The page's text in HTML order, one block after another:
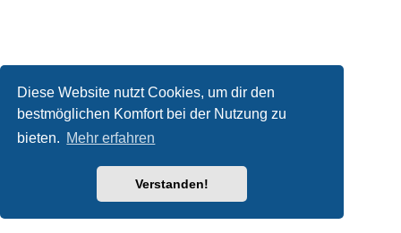
Diese Website nutzt Cookies, um dir den
bestmöglichen Komfort bei der Nutzung zu
bieten. Mehr erfahren
Verstanden!